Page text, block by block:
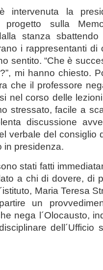
intervenuta la
progetto sulla
stanza
i rappresentanti
sentito. “Che è
mi hanno chiesto.
che il professore
nel corso delle
stressato, facile a
discussione
verbale del consiglio
in presidenza.
stati fatti
a chi di dovere, di
Maria Teresa
un
nega l´Olocausto,
dell´Ufficio